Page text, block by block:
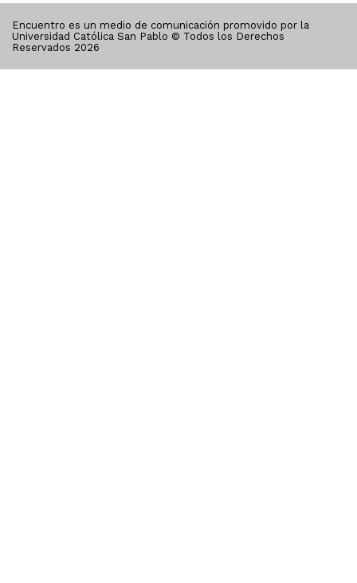
Encuentro es un medio de comunicación promovido por la
Universidad Católica San Pablo © Todos los Derechos
Reservados 2026